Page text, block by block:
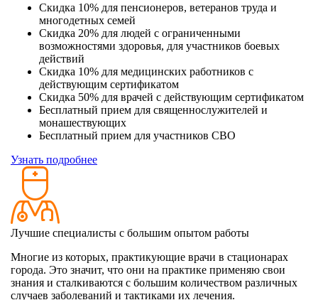
Скидка 10% для пенсионеров, ветеранов труда и
многодетных семей
Скидка 20% для людей с ограниченными
возможностями здоровья, для участников боевых
действий
Скидка 10% для медицинских работников c
действующим сертификатом
Скидка 50% для врачей c действующим сертификатом
Бесплатный прием для священнослужителей и
монашествующих
Бесплатный прием для участников СВО
Узнать подробнее
Лучшие специалисты с большим опытом работы
Многие из которых, практикующие врачи в стационарах
города. Это значит, что они на практике применяю свои
знания и сталкиваются с большим количеством различных
случаев заболеваний и тактиками их лечения.